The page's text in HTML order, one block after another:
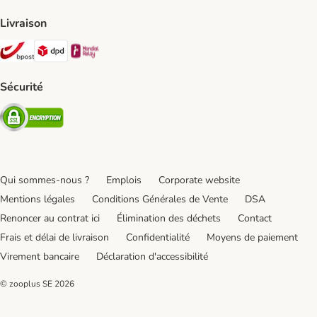
Livraison
Bpost Shipping Method
DPD Shipping Method
Sécurité
Security
Qui sommes-nous ? Emplois
Corporate website
Mentions légales
Conditions Générales de Vente
DSA
Renoncer au contrat ici
Élimination des déchets
Contact
Frais et délai de livraison
Confidentialité
Moyens de paiement
Virement bancaire
Déclaration d'accessibilité
© zooplus SE 2026